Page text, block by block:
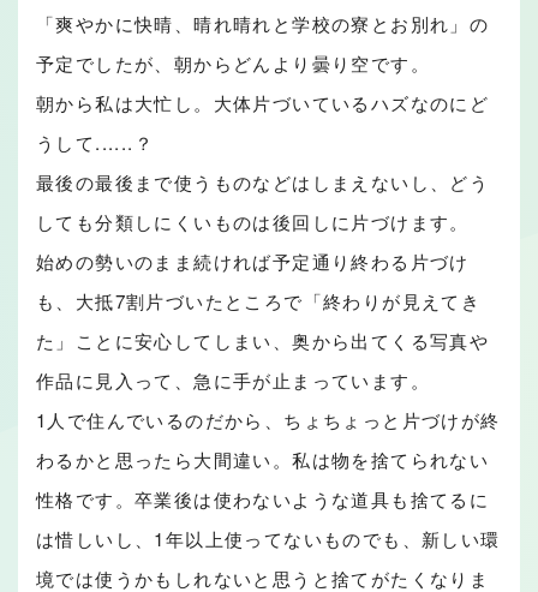
「爽やかに快晴、晴れ晴れと学校の寮とお別れ」の
予定でしたが、朝からどんより曇り空です。
朝から私は大忙し。大体片づいているハズなのにど
うして......？
最後の最後まで使うものなどはしまえないし、どう
しても分類しにくいものは後回しに片づけます。
始めの勢いのまま続ければ予定通り終わる片づけ
も、大抵7割片づいたところで「終わりが見えてき
た」ことに安心してしまい、奥から出てくる写真や
作品に見入って、急に手が止まっています。
1人で住んでいるのだから、ちょちょっと片づけが終
わるかと思ったら大間違い。私は物を捨てられない
性格です。卒業後は使わないような道具も捨てるに
は惜しいし、1年以上使ってないものでも、新しい環
境では使うかもしれないと思うと捨てがたくなりま